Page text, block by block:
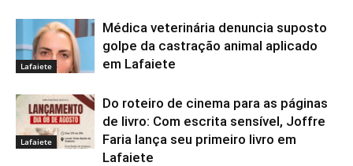
Lafaiete
Médica veterinária denuncia suposto
golpe da castração animal aplicado
em Lafaiete
Lafaiete
Do roteiro de cinema para as páginas
de livro: Com escrita sensível, Joffre
Faria lança seu primeiro livro em
Lafaiete